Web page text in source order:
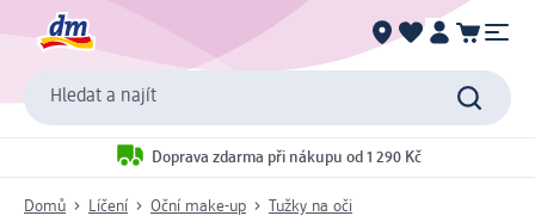
Hledat a najít
Doprava zdarma při nákupu od 1 290 Kč
Domů Líčení Oční make-up Tužky na oči